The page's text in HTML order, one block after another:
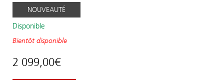
NOUVEAUTÉ
Disponible
Bientôt disponible
2 099,00€